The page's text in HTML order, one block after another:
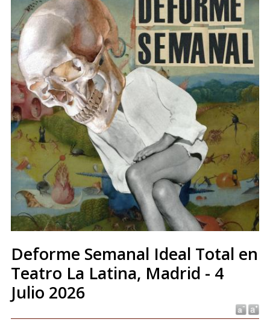
Deforme Semanal Ideal Total en
Teatro La Latina, Madrid - 4
Julio 2026